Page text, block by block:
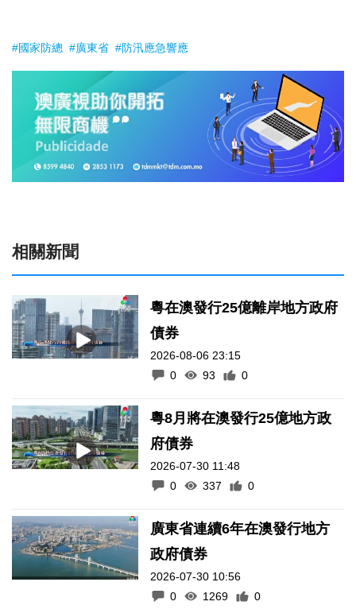
#國家防總 #廣東省 #防汛應急響應
相關新聞
粵在澳發行25億離岸地方政府
債券
2026-08-06 23:15
0
93 0
粵8月將在澳發行25億地方政
府債券
2026-07-30 11:48
0
337 0
廣東省連續6年在澳發行地方
政府債券
2026-07-30 10:56
0
1269 0